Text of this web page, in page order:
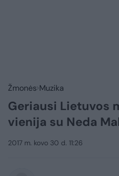
Žmonės Muzika
Geriausi Lietuvos
vienija su Neda
2017 m. kovo 30 d. 11:26